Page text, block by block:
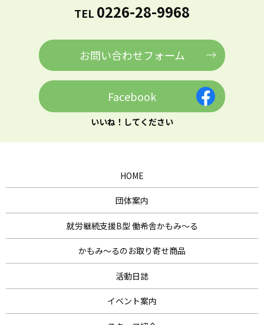
TEL 0226-28-9968
お問い合わせフォーム
Facebook
いいね！してください
HOME
団体案内
就労継続支援B型 働希舎かもみ～る
かもみ～るのお取り寄せ商品
活動日誌
イベント案内